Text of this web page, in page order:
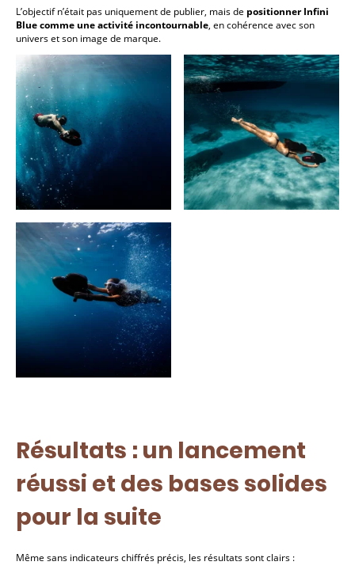
L’objectif n’était pas uniquement de publier, mais de positionner Infini
Blue comme une activité incontournable, en cohérence avec son
univers et son image de marque.
Résultats : un lancement
réussi et des bases solides
pour la suite
Même sans indicateurs chiffrés précis, les résultats sont clairs :